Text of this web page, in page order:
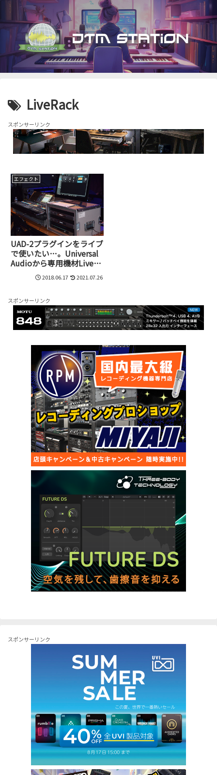
LiveRack
スポンサーリンク
エフェクト
UAD-2プラグインをライブ
で使いたい…。Universal
Audioから専用機材Live
Rackが登場！
2018.06.17 2021.07.26
スポンサーリンク
スポンサーリンク